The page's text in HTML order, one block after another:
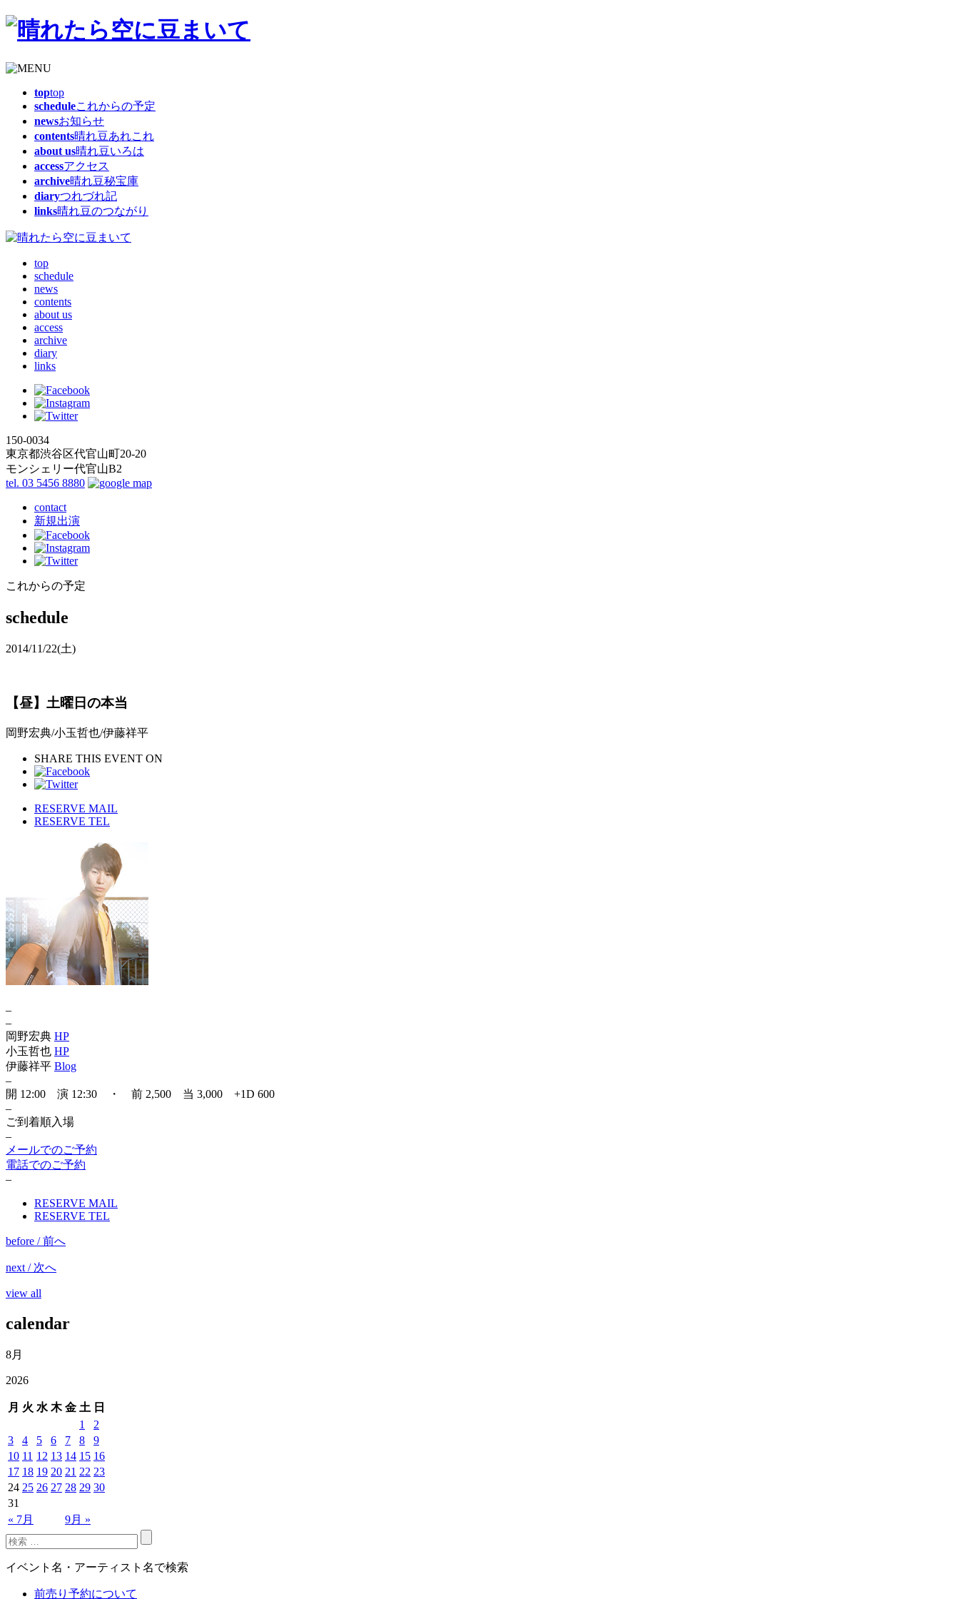
toptop
scheduleこれからの予定
newsお知らせ
contents晴れ豆あれこれ
about us晴れ豆いろは
accessアクセス
archive晴れ豆秘宝庫
diaryつれづれ記
links晴れ豆のつながり
top
schedule
news
contents
about us
access
archive
diary
links
150-0034
東京都渋谷区代官山町20-20
モンシェリー代官山B2
tel. 03 5456 8880
contact
新規出演
これからの予定
schedule
2014/11/22(土)
【昼】土曜日の本当
岡野宏典/小玉哲也/伊藤祥平
SHARE THIS EVENT ON
RESERVE MAIL
RESERVE TEL
–
–
岡野宏典 HP
小玉哲也 HP
伊藤祥平 Blog
–
開 12:00 演 12:30 ・ 前 2,500 当 3,000 +1D 600
–
ご到着順入場
–
メールでのご予約
電話でのご予約
–
RESERVE MAIL
RESERVE TEL
before / 前へ
next / 次へ
view all
calendar
8月
2026
月 火 水 木 金 土 日
« 7月 9月 »
1
2
3
4 5 6 7 8
9
10 11 12 13 14 15 16
17 18 19 20 21 22 23
24 25 26 27 28 29 30
31
イベント名・アーティスト名で検索
前売り予約について